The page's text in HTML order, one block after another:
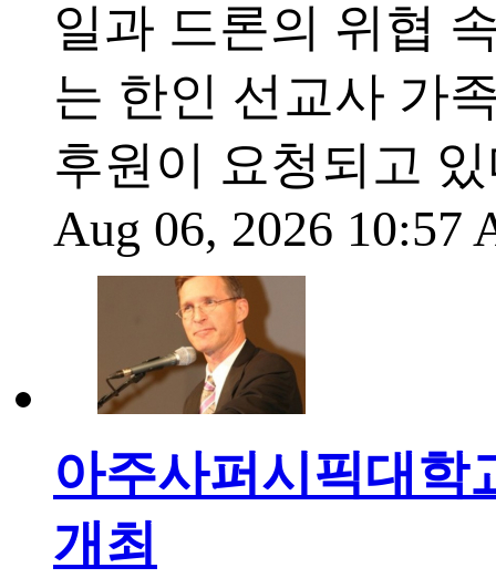
일과 드론의 위협
는 한인 선교사 가
후원이 요청되고
Aug 06, 2026 10:57
아주사퍼시픽대학
개최